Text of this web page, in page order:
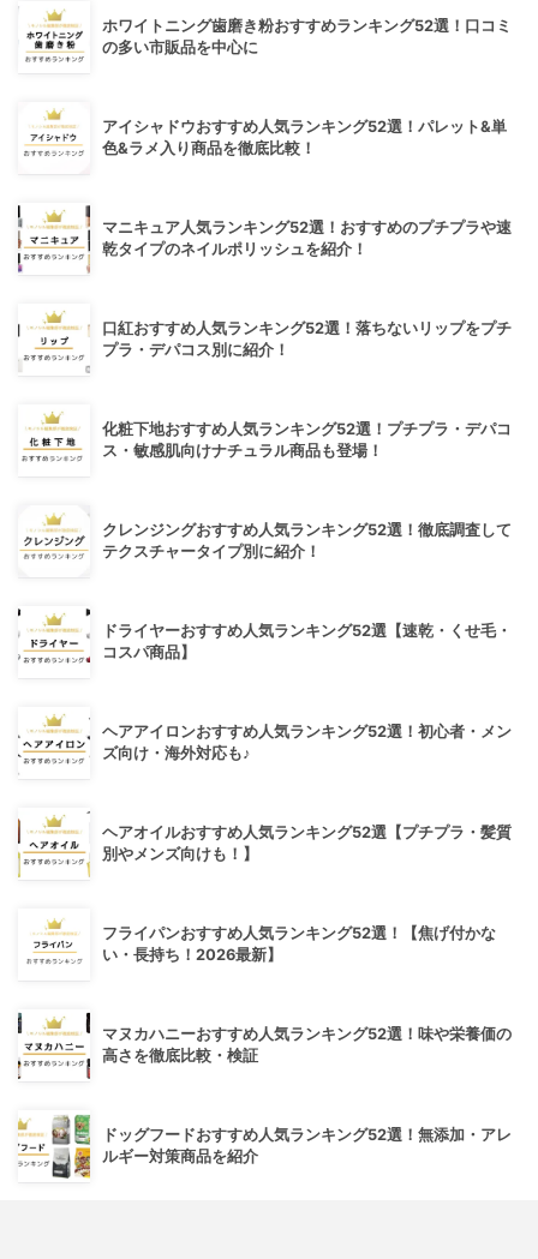
ホワイトニング歯磨き粉おすすめランキング52選！口コミ
の多い市販品を中心に
アイシャドウおすすめ人気ランキング52選！パレット&単
色&ラメ入り商品を徹底比較！
マニキュア人気ランキング52選！おすすめのプチプラや速
乾タイプのネイルポリッシュを紹介！
口紅おすすめ人気ランキング52選！落ちないリップをプチ
プラ・デパコス別に紹介！
化粧下地おすすめ人気ランキング52選！プチプラ・デパコ
ス・敏感肌向けナチュラル商品も登場！
クレンジングおすすめ人気ランキング52選！徹底調査して
テクスチャータイプ別に紹介！
ドライヤーおすすめ人気ランキング52選【速乾・くせ毛・
コスパ商品】
ヘアアイロンおすすめ人気ランキング52選！初心者・メン
ズ向け・海外対応も♪
ヘアオイルおすすめ人気ランキング52選【プチプラ・髪質
別やメンズ向けも！】
フライパンおすすめ人気ランキング52選！【焦げ付かな
い・長持ち！2026最新】
マヌカハニーおすすめ人気ランキング52選！味や栄養価の
高さを徹底比較・検証
ドッグフードおすすめ人気ランキング52選！無添加・アレ
ルギー対策商品を紹介